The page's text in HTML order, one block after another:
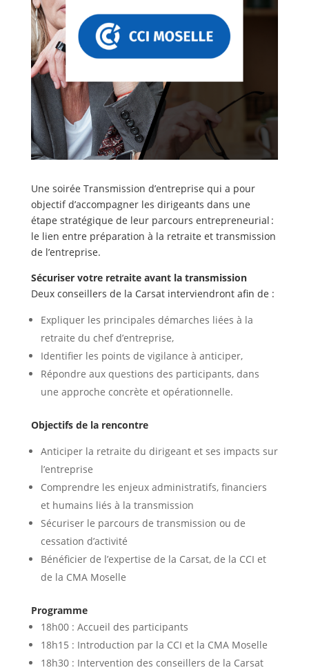
Une soirée Transmission d’entreprise qui a pour
objectif d’accompagner les dirigeants dans une
étape stratégique de leur parcours entrepreneurial :
le lien entre préparation à la retraite et transmission
de l’entreprise.
Sécuriser votre retraite avant la transmission
Deux conseillers de la Carsat interviendront afin de :
Expliquer les principales démarches liées à la
retraite du chef d’entreprise,
Identifier les points de vigilance à anticiper,
Répondre aux questions des participants, dans
une approche concrète et opérationnelle.
Objectifs de la rencontre
Anticiper la retraite du dirigeant et ses impacts sur
l’entreprise
Comprendre les enjeux administratifs, financiers
et humains liés à la transmission
Sécuriser le parcours de transmission ou de
cessation d’activité
Bénéficier de l’expertise de la Carsat, de la CCI et
de la CMA Moselle
Programme
18h00 : Accueil des participants
18h15 : Introduction par la CCI et la CMA Moselle
18h30 : Intervention des conseillers de la Carsat